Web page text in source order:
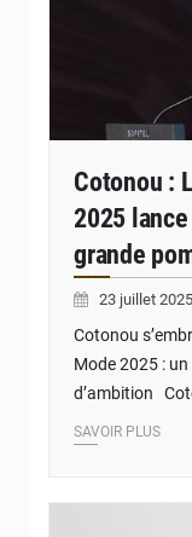
Cotonou :
2025
grande
23 juillet 2025
Cotonou
Mode 2025 :
d’ambition
SAVOIR PLUS